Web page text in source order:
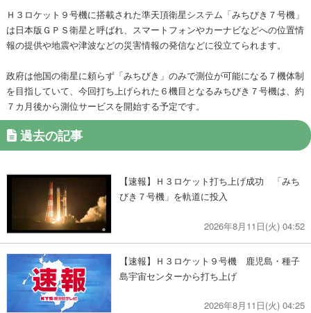
Ｈ３ロケット９号機に搭載された準天頂衛星システム「みちびき７号機」
は日本版ＧＰＳ衛星と呼ばれ、スマートフォンやカーナビなどへの位置情
報の提供や地震や津波などの災害情報の発信などに役立てられます。
政府は他国の衛星に頼らず「みちびき」のみで測位が可能になる７機体制
を目指していて、今回打ち上げられた６機目となるみちびき７号機は、約
７カ月後から測位サービスを開始する予定です。
過去の記事
【速報】Ｈ３ロケット打ち上げ成功 「みち
びき７号機」を軌道に投入
2026年8月11日(火) 04:52
【速報】Ｈ３ロケット９号機 鹿児島・種子
島宇宙センターから打ち上げ
2026年8月11日(火) 04:25